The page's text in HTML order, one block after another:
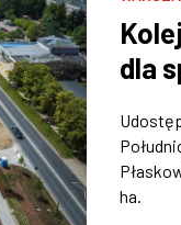
dla
ha.